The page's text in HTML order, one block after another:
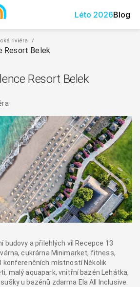
Léto 2026Blog
riviéra /
Resort Belek
Resort Belek
budovy a přilehlých vil Recepce 13
cukrárna Minimarket, fitness,
konferenčních místností Několik
malý aquapark, vnitřní bazén Lehátka,
u bazénů zdarma Ela All Inclusive: